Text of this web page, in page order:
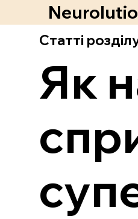
Статті
Як